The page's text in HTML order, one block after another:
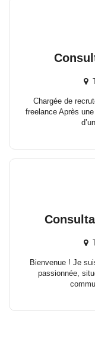
Chargée de
freelance Après
Bienvenue ! Je
passionnée,